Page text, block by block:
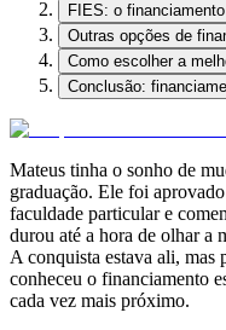
FIES: o
Outras opções de
Como escolher a
Conclusão:
Mateus tinha o sonho de
graduação. Ele foi
faculdade particular e
durou até a hora de olhar a
A conquista estava ali, mas
conheceu o financiamento
cada vez mais próximo.